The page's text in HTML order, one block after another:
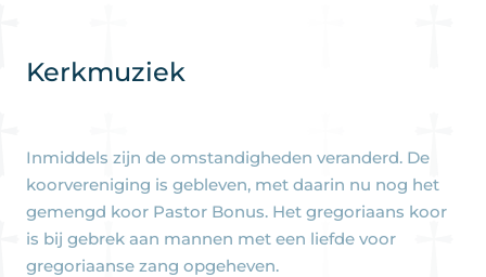
Kerkmuziek
Inmiddels zijn de omstandigheden veranderd. De
koorvereniging is gebleven, met daarin nu nog het
gemengd koor Pastor Bonus. Het gregoriaans koor
is bij gebrek aan mannen met een liefde voor
gregoriaanse zang opgeheven.